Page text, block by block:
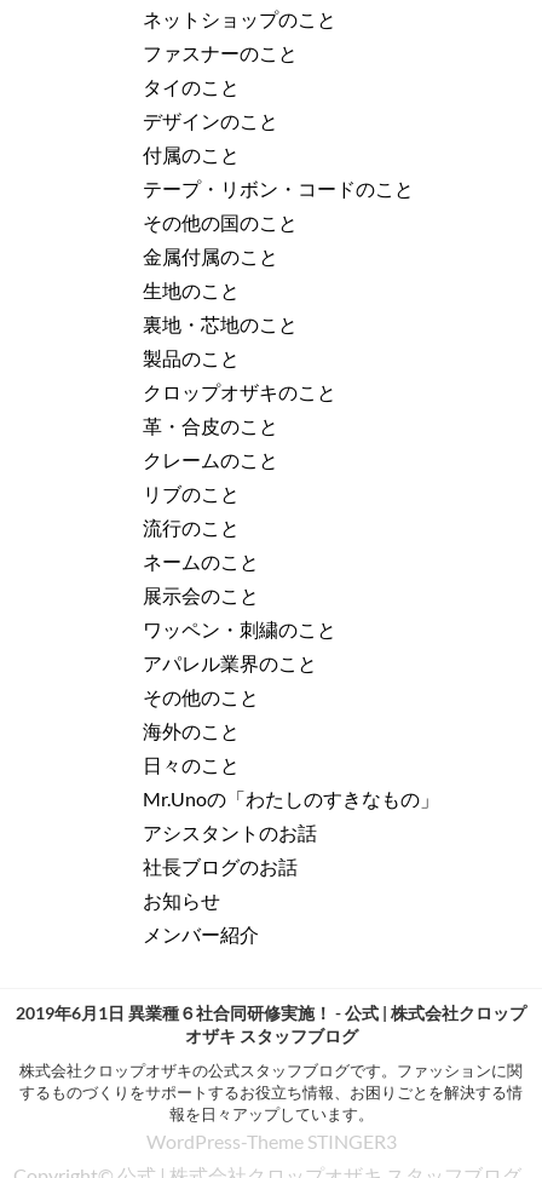
ネットショップのこと
ファスナーのこと
タイのこと
デザインのこと
付属のこと
テープ・リボン・コードのこと
その他の国のこと
金属付属のこと
生地のこと
裏地・芯地のこと
製品のこと
クロップオザキのこと
革・合皮のこと
クレームのこと
リブのこと
流行のこと
ネームのこと
展示会のこと
ワッペン・刺繍のこと
アパレル業界のこと
その他のこと
海外のこと
日々のこと
Mr.Unoの「わたしのすきなもの」
アシスタントのお話
社長ブログのお話
お知らせ
メンバー紹介
2019年6月1日 異業種６社合同研修実施！ - 公式 | 株式会社クロップ
オザキ スタッフブログ
株式会社クロップオザキの公式スタッフブログです。ファッションに関
するものづくりをサポートするお役立ち情報、お困りごとを解決する情
報を日々アップしています。
WordPress-Theme STINGER3